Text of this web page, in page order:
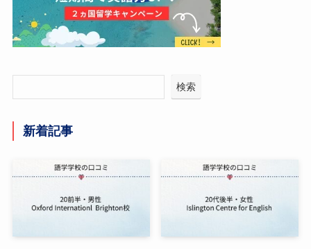
検索
新着記事